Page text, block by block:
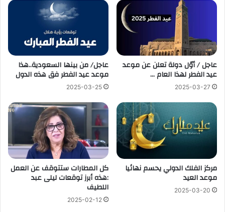
عاجل / أوّل دولة تعلن عن موعد
عيد الفطر لهذا العام …
2025-03-27
عاجل/ من بينها السعودية..هذا
موعد عيد الفطر فق هذه الدول
2025-03-25
مركز الفلك الدولي يحسم نهائيا
موعد العيد
2025-03-20
‎كل المطارات ستتوقف عن العمل
:هذه أبرز توقعات ليلى عبد
اللطيف
2025-02-12